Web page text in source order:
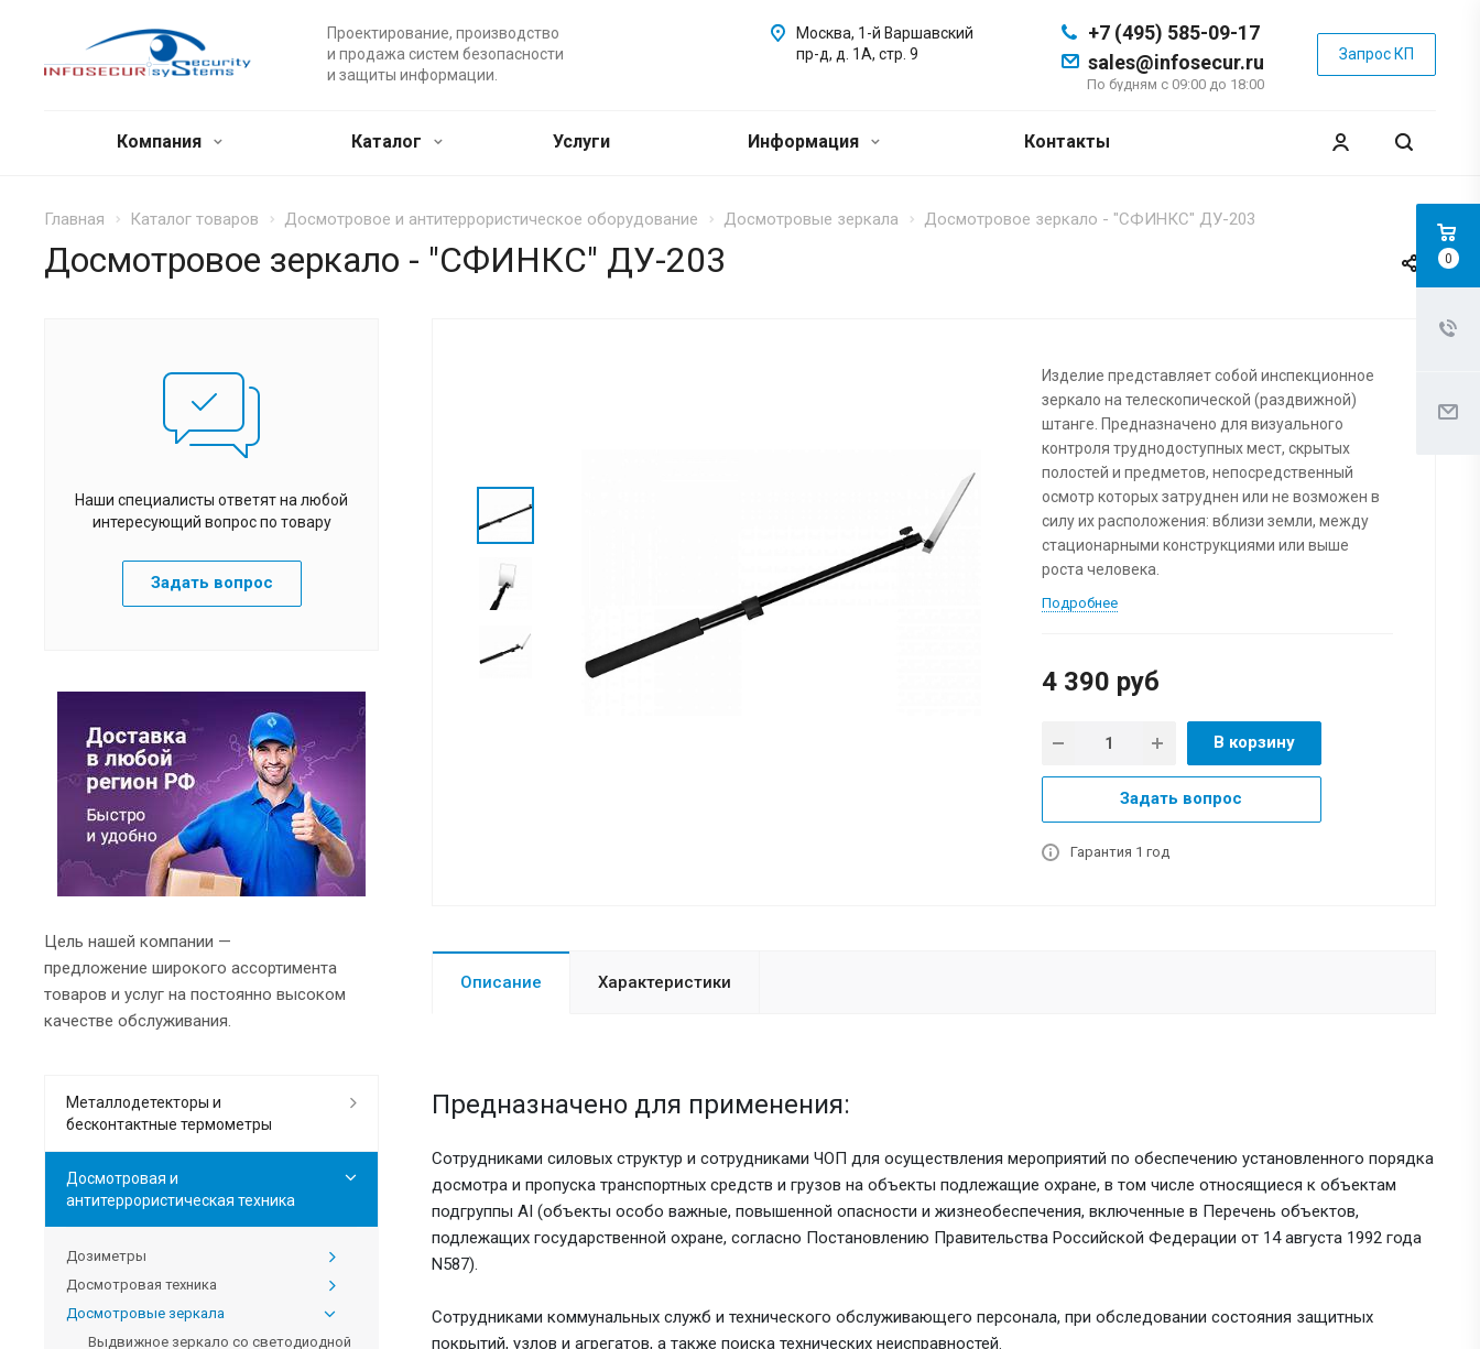
Проектирование, производство
и продажа систем безопасности
и защиты информации.
+7 (495) 585-09-17
sales@infosecur.ru
По будням с 09:00 до 18:00
Запрос КП
Москва, 1-й Варшавский
пр-д, д. 1А, стр. 9
Компания Каталог Услуги Информация Контакты
Главная Каталог товаров Досмотровое и антитеррористическое оборудование Досмотровые зеркала Досмотровое зеркало - "СФИНКС" ДУ-203
Досмотровое зеркало - "СФИНКС" ДУ-203
Изделие представляет собой инспекционное
зеркало на телескопической (раздвижной)
штанге. Предназначено для визуального
контроля труднодоступных мест, скрытых
полостей и предметов, непосредственный
осмотр которых затруднен или не возможен в
силу их расположения: вблизи земли, между
стационарными конструкциями или выше
роста человека.
Подробнее
4 390 руб
В корзину
Задать вопрос
Гарантия 1 год
Описание Характеристики
Предназначено для применения:
Сотрудниками силовых структур и сотрудниками ЧОП для осуществления мероприятий по обеспечению установленного порядка
досмотра и пропуска транспортных средств и грузов на объекты подлежащие охране, в том числе относящиеся к объектам
подгруппы AI (объекты особо важные, повышенной опасности и жизнеобеспечения, включенные в Перечень объектов,
подлежащих государственной охране, согласно Постановлению Правительства Российской Федерации от 14 августа 1992 года
N587).
Сотрудниками коммунальных служб и технического обслуживающего персонала, при обследовании состояния защитных
покрытий, узлов и агрегатов, а также поиска технических неисправностей.
Наши специалисты ответят на любой
интересующий вопрос по товару
Задать вопрос
Цель нашей компании —
предложение широкого ассортимента
товаров и услуг на постоянно высоком
качестве обслуживания.
Металлодетекторы и
бесконтактные термометры
Досмотровая и
антитеррористическая техника
Дозиметры
Досмотровая техника
Досмотровые зеркала
Выдвижное зеркало со светодиодной
0